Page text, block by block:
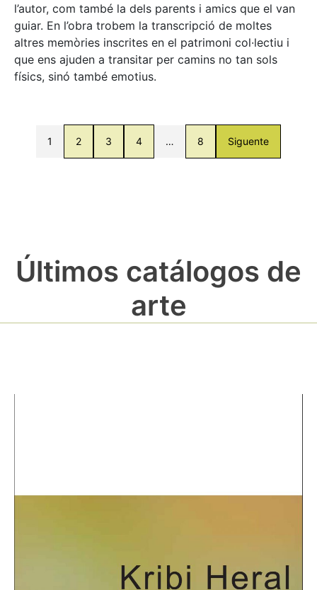
l’autor, com també la dels parents i amics que el van
guiar. En l’obra trobem la transcripció de moltes
altres memòries inscrites en el patrimoni col·lectiu i
que ens ajuden a transitar per camins no tan sols
físics, sinó també emotius.
1 2 3 4 … 8 Siguente
Últimos catálogos de
arte